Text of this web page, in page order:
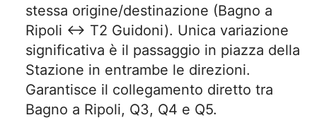
stessa origine/destinazione (Bagno a
Ripoli ↔ T2 Guidoni). Unica variazione
significativa è il passaggio in piazza della
Stazione in entrambe le direzioni.
Garantisce il collegamento diretto tra
Bagno a Ripoli, Q3, Q4 e Q5.